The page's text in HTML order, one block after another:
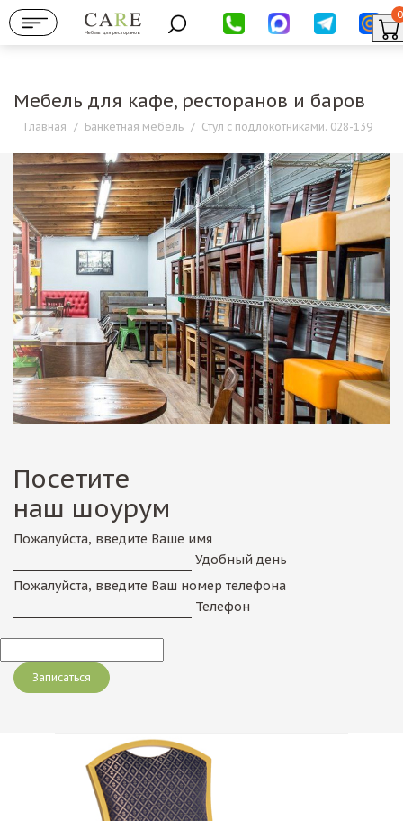
Мебель для ресторанов
0
Мебель для кафе, ресторанов и баров
Главная / Банкетная мебель / Стул с подлокотниками. 028-139
Посетите
наш шоурум
Пожалуйста, введите Ваше имя
Удобный день
Пожалуйста, введите Ваш номер телефона
Телефон